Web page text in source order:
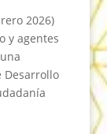
2026)
y agentes
Desarrollo